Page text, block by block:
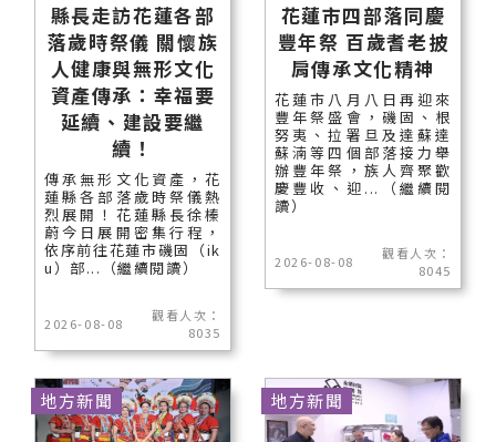
縣長走訪花蓮各部
落歲時祭儀 關懷族
人健康與無形文化
資產傳承：幸福要
延續、建設要繼
續！
傳承無形文化資產，花
蓮縣各部落歲時祭儀熱
烈展開！花蓮縣長徐榛
蔚今日展開密集行程，
依序前往花蓮市磯固（ik
u）部...（繼續閱讀）
2026-08-08
觀看人次：
8035
花蓮市四部落同慶
豐年祭 百歲耆老披
肩傳承文化精神
花蓮市八月八日再迎來
豐年祭盛會，磯固、根
努夷、拉署旦及達蘇達
蘇湳等四個部落接力舉
辦豐年祭，族人齊聚歡
慶豐收、迎...（繼續閱
讀）
2026-08-08
觀看人次：
8045
地方新聞 地方新聞